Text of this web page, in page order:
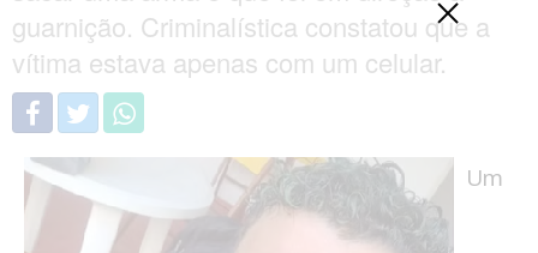
guarnição. Criminalística constatou que a
vítima estava apenas com um celular.
Um